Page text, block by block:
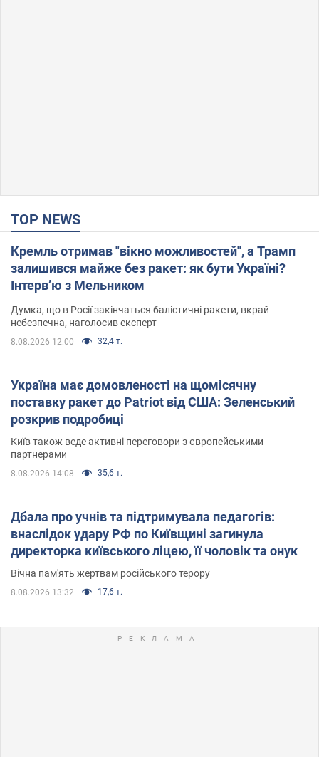
TOP NEWS
Кремль отримав "вікно можливостей", а Трамп
залишився майже без ракет: як бути Україні?
Інтерв’ю з Мельником
Думка, що в Росії закінчаться балістичні ракети, вкрай
небезпечна, наголосив експерт
8.08.2026 12:00 32,4 т.
Україна має домовленості на щомісячну
поставку ракет до Patriot від США: Зеленський
розкрив подробиці
Київ також веде активні переговори з європейськими
партнерами
8.08.2026 14:08 35,6 т.
Дбала про учнів та підтримувала педагогів:
внаслідок удару РФ по Київщині загинула
директорка київського ліцею, її чоловік та онук
Вічна пам'ять жертвам російського терору
8.08.2026 13:32 17,6 т.